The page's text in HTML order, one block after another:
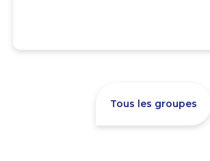
Tous les groupes